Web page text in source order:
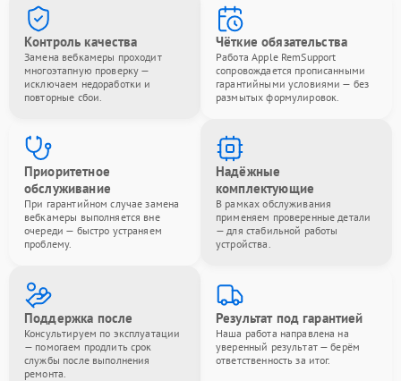
Контроль качества
Замена вебкамеры проходит
многоэтапную проверку —
исключаем недоработки и
повторные сбои.
Чёткие обязательства
Работа Apple RemSupport
сопровождается прописанными
гарантийными условиями — без
размытых формулировок.
Приоритетное
обслуживание
При гарантийном случае замена
вебкамеры выполняется вне
очереди — быстро устраняем
проблему.
Надёжные
комплектующие
В рамках обслуживания
применяем проверенные детали
— для стабильной работы
устройства.
Поддержка после
Консультируем по эксплуатации
— помогаем продлить срок
службы после выполнения
ремонта.
Результат под гарантией
Наша работа направлена на
уверенный результат — берём
ответственность за итог.